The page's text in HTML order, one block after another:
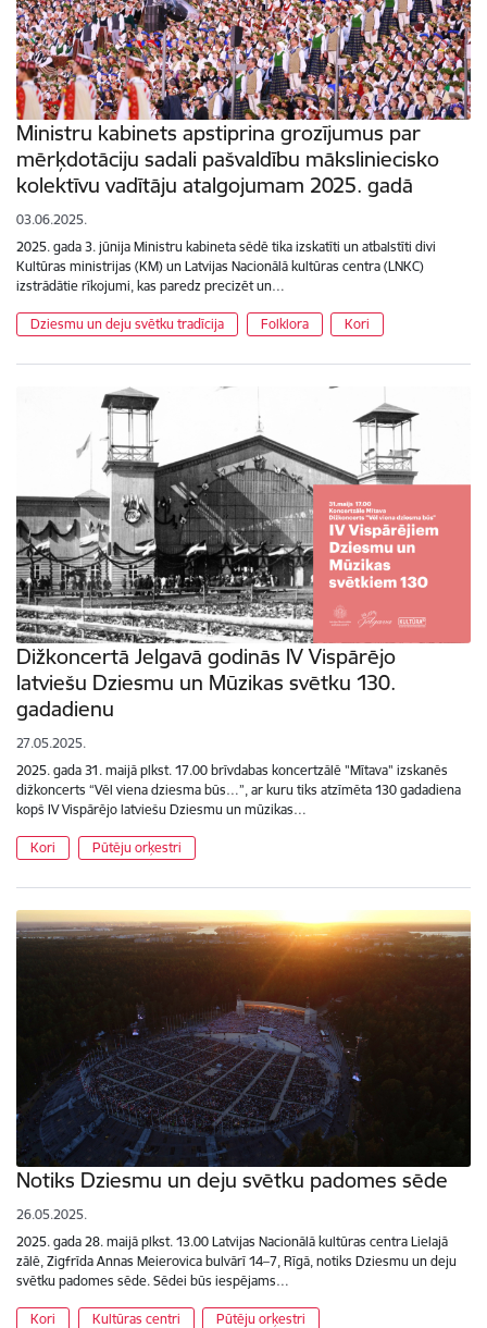
Ministru kabinets apstiprina grozījumus par
mērķdotāciju sadali pašvaldību māksliniecisko
kolektīvu vadītāju atalgojumam 2025. gadā
03.06.2025.
2025. gada 3. jūnija Ministru kabineta sēdē tika izskatīti un atbalstīti divi
Kultūras ministrijas (KM) un Latvijas Nacionālā kultūras centra (LNKC)
izstrādātie rīkojumi, kas paredz precizēt un…
Dziesmu un deju svētku tradīcija Folklora Kori
Dižkoncertā Jelgavā godinās IV Vispārējo
latviešu Dziesmu un Mūzikas svētku 130.
gadadienu
27.05.2025.
2025. gada 31. maijā plkst. 17.00 brīvdabas koncertzālē "Mītava" izskanēs
dižkoncerts “Vēl viena dziesma būs…”, ar kuru tiks atzīmēta 130 gadadiena
kopš IV Vispārējo latviešu Dziesmu un mūzikas…
Kori Pūtēju orķestri
Notiks Dziesmu un deju svētku padomes sēde
26.05.2025.
2025. gada 28. maijā plkst. 13.00 Latvijas Nacionālā kultūras centra Lielajā
zālē, Zigfrīda Annas Meierovica bulvārī 14–7, Rīgā, notiks Dziesmu un deju
svētku padomes sēde. Sēdei būs iespējams…
Kori Kultūras centri Pūtēju orķestri